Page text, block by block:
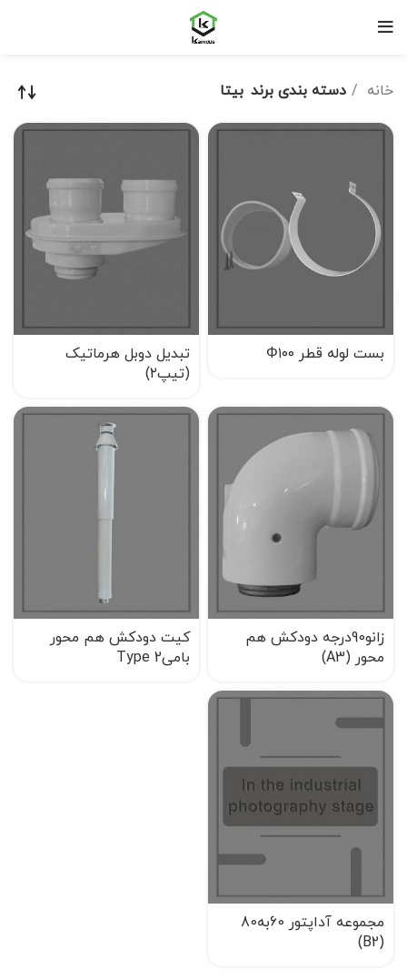
خانه دسته بندی برند بیتا
بست لوله قطر Φ۱۰۰
تبدیل دوبل هرماتیک
(تیپ۲)
زانو90درجه دودکش هم
محور (A3)
کیت دودکش هم محور
بامیType 2
مجموعه آداپتور 60به80
(B2)